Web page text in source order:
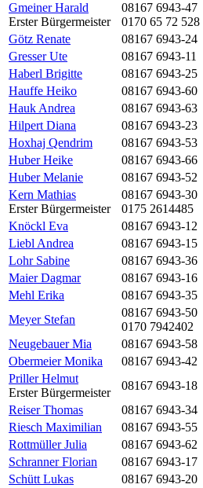
Gmeiner Harald
Erster Bürgermeister
08167 6943-47
0170 65 72 528
Götz Renate
08167 6943-24
Gresser Ute
08167 6943-11
Haberl Brigitte
08167 6943-25
Hauffe Heiko
08167 6943-60
Hauk Andrea
08167 6943-63
Hilpert Diana
08167 6943-23
Hoxhaj Qendrim
08167 6943-53
Huber Heike
08167 6943-66
Huber Melanie
08167 6943-52
Kern Mathias
Erster Bürgermeister
08167 6943-30
0175 2614485
Knöckl Eva
08167 6943-12
Liebl Andrea
08167 6943-15
Lohr Sabine
08167 6943-36
Maier Dagmar
08167 6943-16
Mehl Erika
08167 6943-35
Meyer Stefan
08167 6943-50
0170 7942402
Neugebauer Mia
08167 6943-58
Obermeier Monika
08167 6943-42
Priller Helmut
Erster Bürgermeister
08167 6943-18
Reiser Thomas
08167 6943-34
Riesch Maximilian
08167 6943-55
Rottmüller Julia
08167 6943-62
Schranner Florian
08167 6943-17
Schütt Lukas
08167 6943-20